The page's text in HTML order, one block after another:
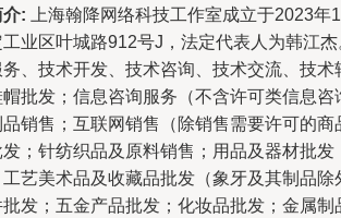
: 上海翰降网络科技工作室成立于2023
业区叶城路912号J，法定代表人为韩江杰
、技术开发、技术咨询、技术交流、技
批发；信息咨询服务（不含许可类信息咨
品销售；互联网销售（除销售需要许可的
发；针纺织品及原料销售；用品及器材批
艺美术品及收藏品批发（象牙及其制品除
发；五金产品批发；化妆品批发；金属